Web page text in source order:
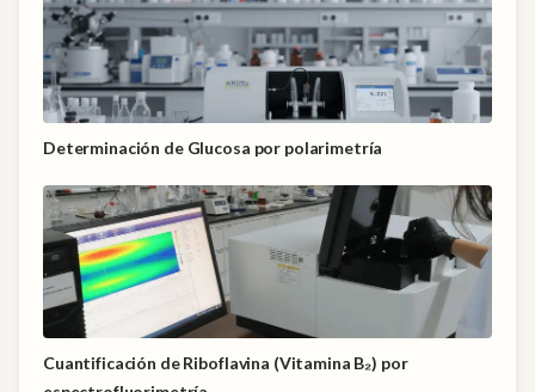
Determinación de Glucosa por polarimetría
Cuantificación de Riboflavina (Vitamina B₂) por